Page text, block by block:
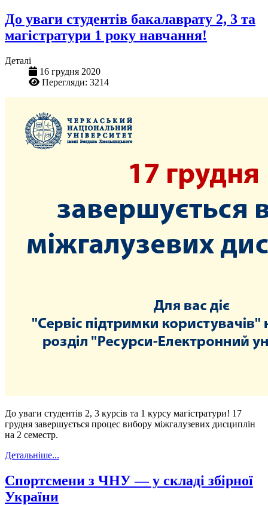
До уваги студентів бакалаврату 2, 3 та
магістратури 1 року навчання!
Деталі
16 грудня 2020
Перегляди: 3214
До уваги студентів 2, 3 курсів та 1 курсу магістратури! 17
грудня завершується процес вибору міжгалузевих дисциплін
на 2 семестр.
Детальніше...
Спортсмени з ЧНУ — у складі збірної
України